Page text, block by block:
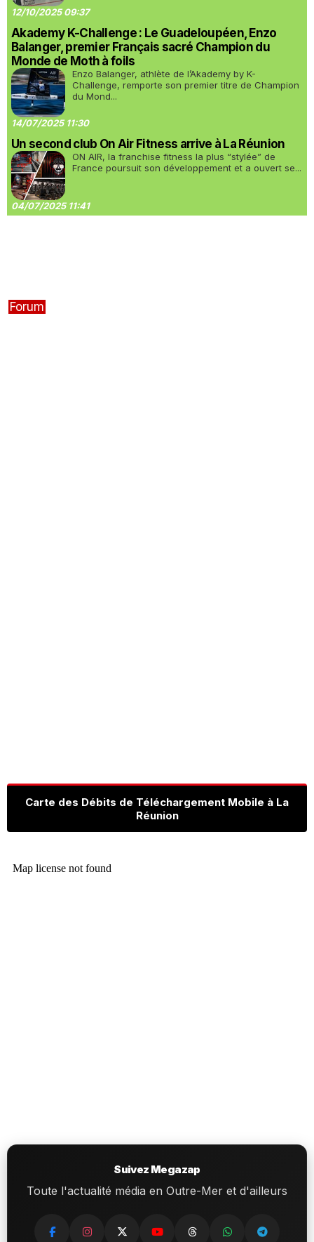
12/10/2025 09:37
Akademy K-Challenge : Le Guadeloupéen, Enzo
Balanger, premier Français sacré Champion du
Monde de Moth à foils
Enzo Balanger, athlète de l’Akademy by K-
Challenge, remporte son premier titre de Champion
du Mond...
14/07/2025 11:30
Un second club On Air Fitness arrive à La Réunion
ON AIR, la franchise fitness la plus “stylée” de
France poursuit son développement et a ouvert se...
04/07/2025 11:41
Forum
Carte des Débits de Téléchargement Mobile à La
Réunion
Suivez Megazap
Toute l'actualité média en Outre-Mer et d'ailleurs